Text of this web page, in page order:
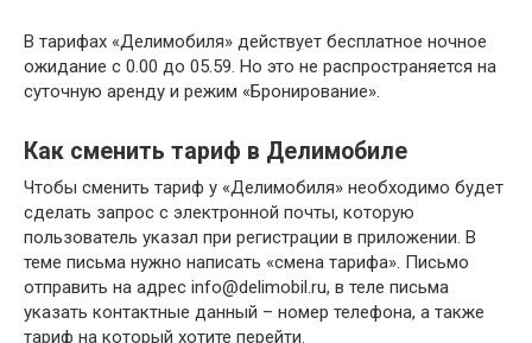
В тарифах «Делимобиля» действует бесплатное ночное
ожидание с 0.00 до 05.59. Но это не распространяется на
суточную аренду и режим «Бронирование».
Как сменить тариф в Делимобиле
Чтобы сменить тариф у «Делимобиля» необходимо будет
сделать запрос с электронной почты, которую
пользователь указал при регистрации в приложении. В
теме письма нужно написать «смена тарифа». Письмо
отправить на адрес info@delimobil.ru, в теле письма
указать контактные данный – номер телефона, а также
тариф на который хотите перейти.